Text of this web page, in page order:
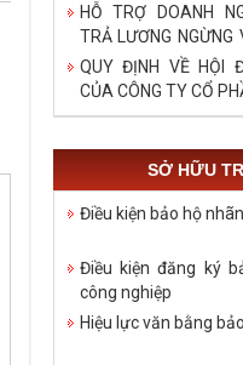
HỖ TRỢ DOANH
TRẢ LƯƠNG NGỪNG
LAO ĐỘNG TRONG
QUY ĐỊNH VỀ HỘI
CỦA CÔNG TY CỔ
SỞ HỮU
Điều kiện bảo hộ
Điều kiện đăng ký
công nghiệp
Hiệu lực văn bằng